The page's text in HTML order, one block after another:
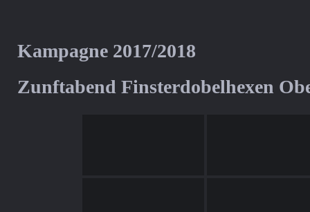
Kampagne 2017/2018
Zunftabend Finsterdobelhexen